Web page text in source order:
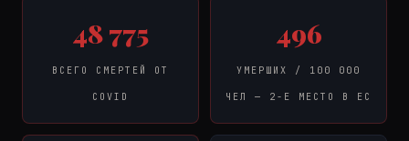
48 775
ВСЕГО СМЕРТЕЙ ОТ
COVID
496
УМЕРШИХ / 100 000
ЧЕЛ — 2-Е МЕСТО В ЕС